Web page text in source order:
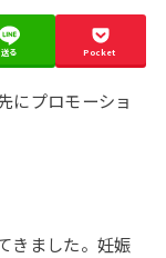
送る Pocket
にプロモーショ
きました。妊娠